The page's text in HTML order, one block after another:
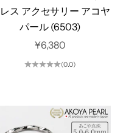
ス アクセサリー アコヤ
パール (6503)
セール価格
¥6,380
(0.0)